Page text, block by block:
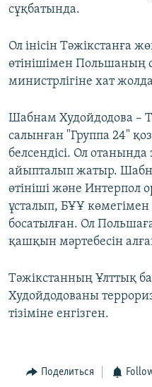
сұқбатында.
Ол інісін Тәжікстанға
өтінішімен Польшаның
министрлігіне хат
Шабнам Худойдодова –
салынған "Группа 24"
белсендісі. Ол
айыпталып жатыр.
өтініші және Интерпол
ұсталып, БҰҰ
босатылған. Ол
қашқын мәртебесін
Тәжікстанның Ұлттық
Худойдодованы
тізіміне енгізген.
Поделиться